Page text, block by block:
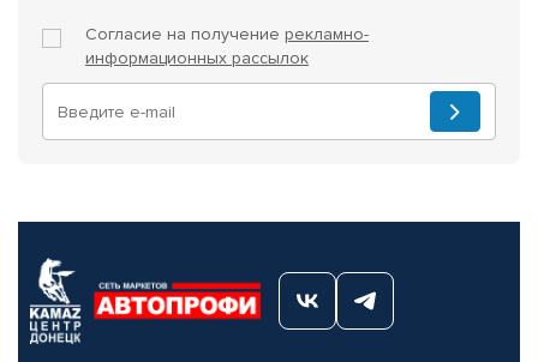
Согласие на получение рекламно-
информационных рассылок